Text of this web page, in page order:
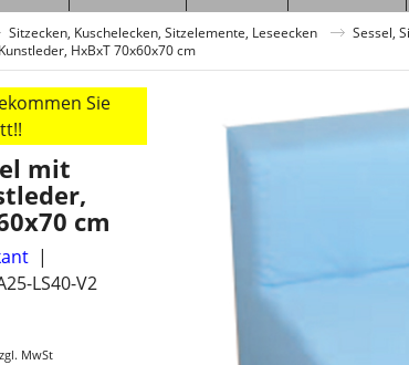
Sitzecken, Kuschelecken, Sitzelemente, Leseecken
Sessel,
HxBxT 70x60x70 cm
Sie
mit
cm
LS40-V2
MwSt